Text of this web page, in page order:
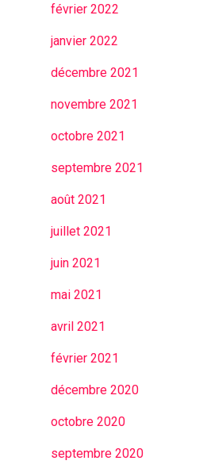
février 2022
janvier 2022
décembre 2021
novembre 2021
octobre 2021
septembre 2021
août 2021
juillet 2021
juin 2021
mai 2021
avril 2021
février 2021
décembre 2020
octobre 2020
septembre 2020